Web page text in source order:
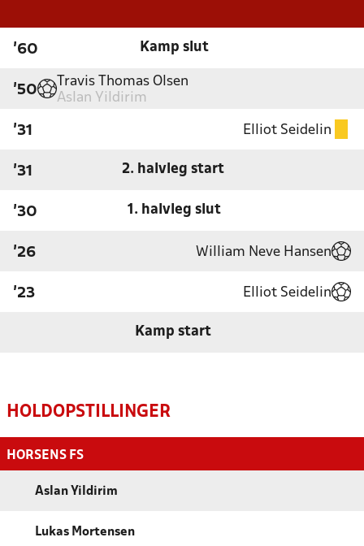
'60 Kamp slut
'50
Travis Thomas Olsen
Aslan Yildirim
'31 Elliot Seidelin
'31 2. halvleg start
'30 1. halvleg slut
'26 William Neve Hansen
'23 Elliot Seidelin
Kamp start
HOLDOPSTILLINGER
HORSENS FS
Aslan Yildirim
Lukas Mortensen